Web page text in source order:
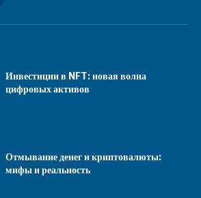
Инвестиции в NFT: новая волна
цифровых активов
Отмывание денег и криптовалюты:
мифы и реальность